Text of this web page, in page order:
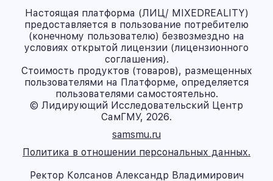
Настоящая платформа (ЛИЦ/ MIXEDREALITY)
предоставляется в пользование потребителю
(конечному пользователю) безвозмездно на
условиях открытой лицензии (лицензионного
соглашения).
Стоимость продуктов (товаров), размещенных
пользователями на Платформе, определяется
пользователями самостоятельно.
© Лидирующий Исследовательский Центр
СамГМУ, 2026.
samsmu.ru
Политика в отношении персональных данных.
Ректор Колсанов Александр Владимирович